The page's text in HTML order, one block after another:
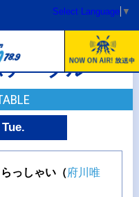
Select Language ▼
ーブル
っしゃい（府川唯